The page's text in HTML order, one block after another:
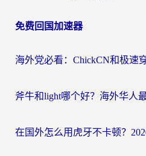
导
免费回国加速器